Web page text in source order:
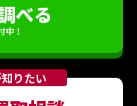
べる
中！
りたい